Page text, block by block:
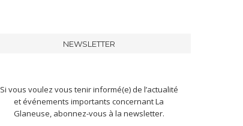
NEWSLETTER
Si vous voulez vous tenir informé(e) de l’actualité
et événements importants concernant La
Glaneuse, abonnez-vous à la newsletter.